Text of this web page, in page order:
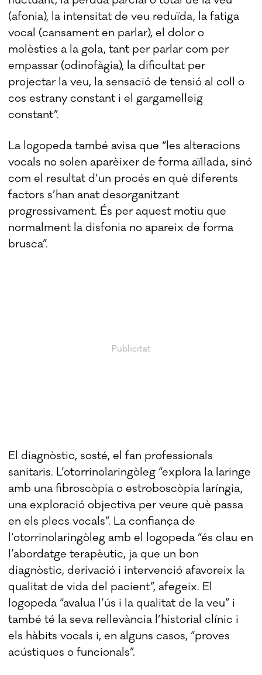
(afonia), la intensitat de veu reduïda, la fatiga
vocal (cansament en parlar), el dolor o
molèsties a la gola, tant per parlar com per
empassar (odinofàgia), la dificultat per
projectar la veu, la sensació de tensió al coll o
cos estrany constant i el gargamelleig
constant”.
La logopeda també avisa que “les alteracions
vocals no solen aparèixer de forma aïllada, sinó
com el resultat d’un procés en què diferents
factors s’han anat desorganitzant
progressivament. És per aquest motiu que
normalment la disfonia no apareix de forma
brusca”.
El diagnòstic, sosté, el fan professionals
sanitaris. L’otorrinolaringòleg “explora la laringe
amb una fibroscòpia o estroboscòpia laríngia,
una exploració objectiva per veure què passa
en els plecs vocals”. La confiança de
l’otorrinolaringòleg amb el logopeda “és clau en
l’abordatge terapèutic, ja que un bon
diagnòstic, derivació i intervenció afavoreix la
qualitat de vida del pacient”, afegeix. El
logopeda “avalua l’ús i la qualitat de la veu” i
també té la seva rellevància l’historial clínic i
els hàbits vocals i, en alguns casos, “proves
acústiques o funcionals”.